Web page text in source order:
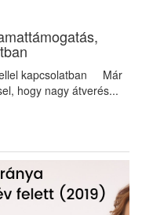
kapcsolatban Már
hogy nagy átverés...